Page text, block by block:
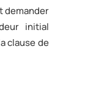
demander
initial
clause de